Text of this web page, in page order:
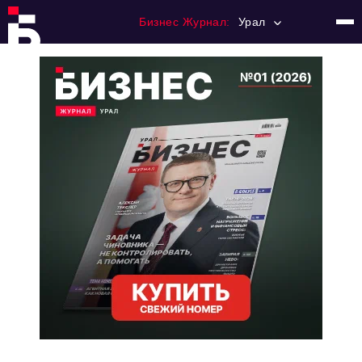
Бизнес Журнал: Урал
Тема номера